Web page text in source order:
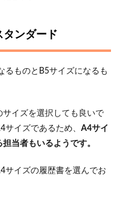
タンダード
るものとB5サイズになるも
イズを選択しても良いで
イズであるため、 A4サイ
当者もいるようです。
サイズの履歴書を選んでお